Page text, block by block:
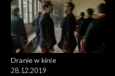
Dranie w kinie
28.12.2019